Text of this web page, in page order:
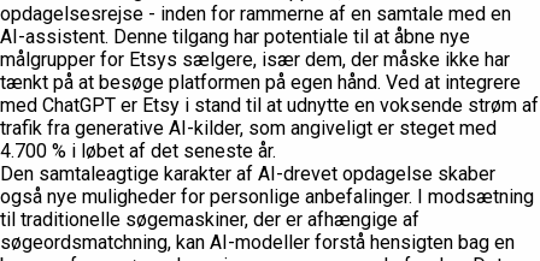
opdagelsesrejse - inden for rammerne af en samtale med en
AI-assistent. Denne tilgang har potentiale til at åbne nye
målgrupper for Etsys sælgere, især dem, der måske ikke har
tænkt på at besøge platformen på egen hånd. Ved at integrere
med ChatGPT er Etsy i stand til at udnytte en voksende strøm af
trafik fra generative AI-kilder, som angiveligt er steget med
4.700 % i løbet af det seneste år.
Den samtaleagtige karakter af AI-drevet opdagelse skaber
også nye muligheder for personlige anbefalinger. I modsætning
til traditionelle søgemaskiner, der er afhængige af
søgeordsmatchning, kan AI-modeller forstå hensigten bag en